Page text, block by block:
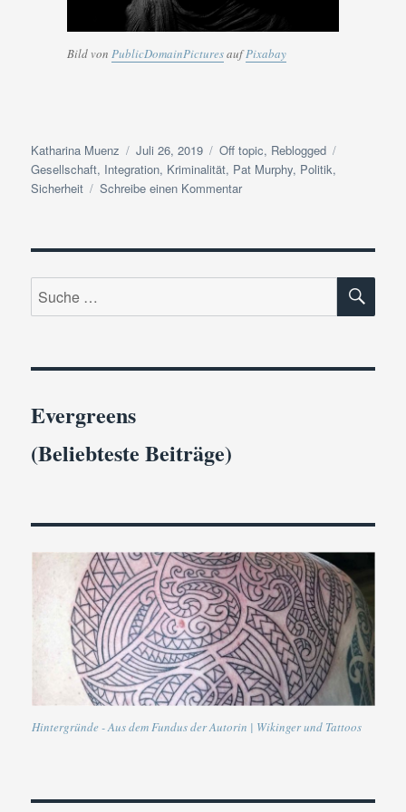
Bild von PublicDomainPicturesaufPixabay
Autor
Katharina Muenz
Veröffentlicht
am
Juli 26, 2019 Kategorien
Off topic, Reblogged
Gesellschaft, Integration, Kriminalität, Pat Murphy, Politik,
Sicherheit
Schreibe einen Kommentarzu
bin
Suche
nach:
Evergreens
(Beliebteste Beiträge)
Hintergründe - Aus dem Fundus der Autorin | Wikinger und Tattoos